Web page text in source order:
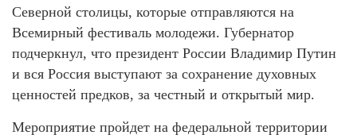
Северной столицы, которые отправляются на
Всемирный фестиваль молодежи. Губернатор
подчеркнул, что президент России Владимир Путин
и вся Россия выступают за сохранение духовных
ценностей предков, за честный и открытый мир.
Мероприятие пройдет на федеральной территории